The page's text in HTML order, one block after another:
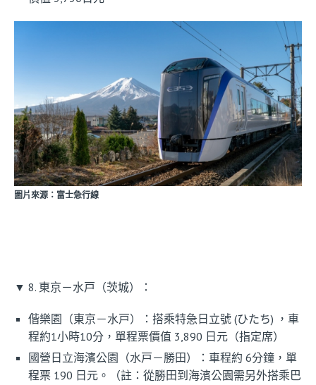
圖片來源：富士急行線
▼ 8. 東京－水戸（茨城）：
偕樂園（東京－水戸）：搭乘特急日立號 (ひたち) ，車
程約1小時10分，單程票價值 3,890 日元（指定席）
國營日立海濱公園（水戸－勝田）：車程約 6分鐘，單
程票 190 日元。（註：從勝田到海濱公園需另外搭乘巴